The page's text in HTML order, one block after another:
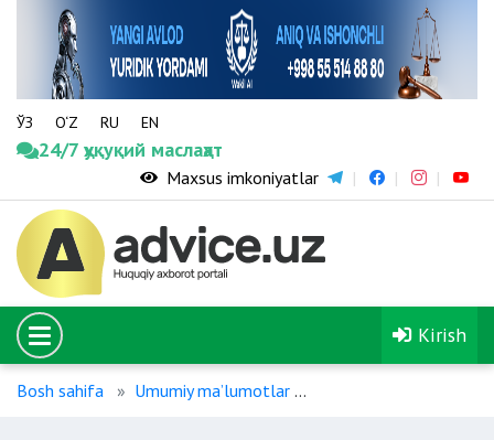
ЎЗ O‘Z RU EN
24/7 ҳуқуқий маслаҳат
Maxsus imkoniyatlar
Kirish
Bosh sahifa Umumiy maʼlumotlar